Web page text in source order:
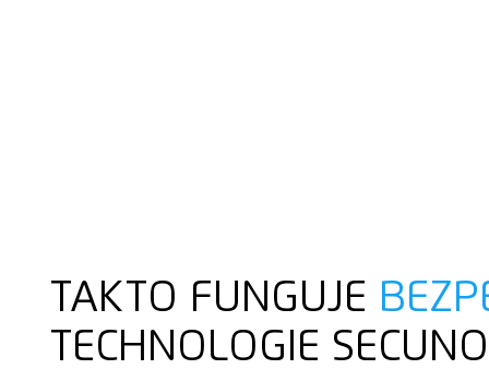
TAKTO FUNGUJE
TECHNOLOGIE